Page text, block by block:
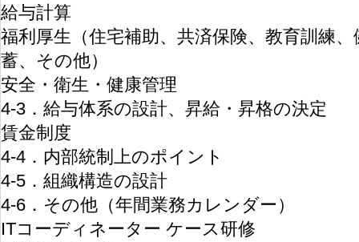
給与計算
福利厚生（住宅補助、共済保険、教育訓練
蓄、その他）
安全・衛生・健康管理
4-3．給与体系の設計、昇給・昇格の決定
賃金制度
4-4．内部統制上のポイント
4-5．組織構造の設計
4-6．その他（年間業務カレンダー）
ITコーディネーター ケース研修